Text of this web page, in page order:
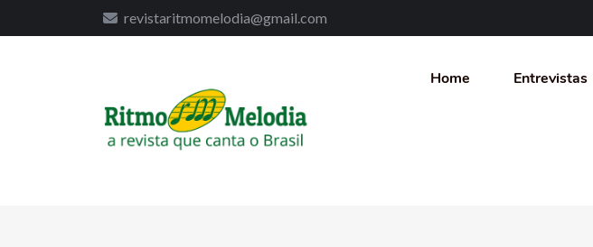
revistaritmomelodia@gmail.com
Home Entrevistas